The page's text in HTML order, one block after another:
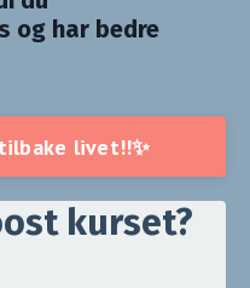
og har bedre
livet!!✨
kurset?